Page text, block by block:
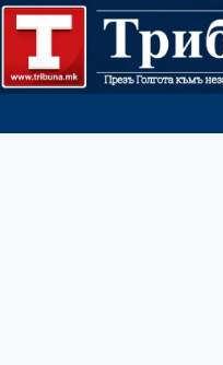
Skip
content